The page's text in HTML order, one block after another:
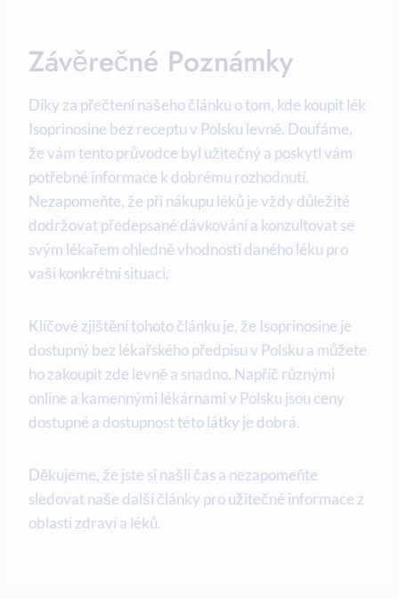
Závěrečné Poznámky
Díky za přečtení našeho článku o tom, kde koupit lék
Isoprinosine bez receptu v Polsku levně. Doufáme,
že vám tento průvodce byl užitečný a poskytl vám
potřebné informace k dobrému rozhodnutí.
Nezapomeňte, že při nákupu léků je vždy důležité
dodržovat předepsané dávkování a konzultovat se
svým lékařem ohledně vhodnosti daného léku pro
vaši konkrétní situaci.
Klíčové zjištění tohoto článku je, že Isoprinosine je
dostupný bez lékařského předpisu v Polsku a můžete
ho zakoupit zde levně a snadno. Napříč různými
online a kamennými lékárnami v Polsku jsou ceny
dostupné a dostupnost této látky je dobrá.
Děkujeme, že jste si našli čas a nezapomeňte
sledovat naše další články pro užitečné informace z
oblasti zdraví a léků.